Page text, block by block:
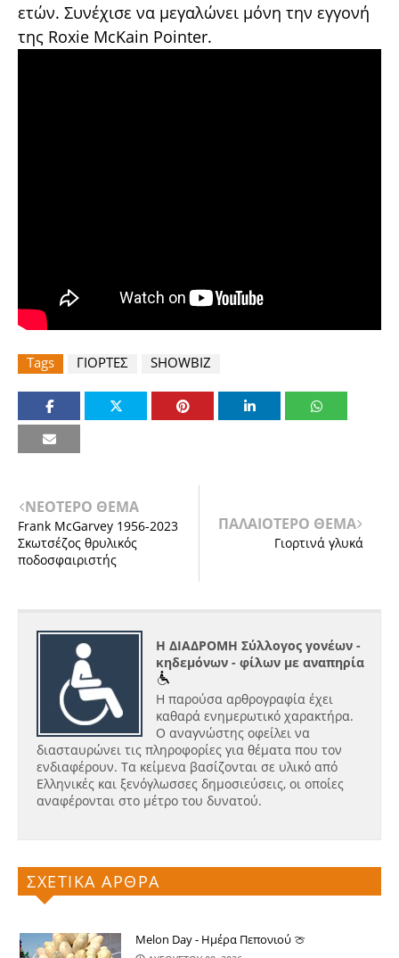
ετών. Συνέχισε να μεγαλώνει μόνη την εγγονή
της Roxie McKain Pointer.
Tags ΓΙΟΡΤΕΣ SHOWBIZ
ΝΕΟΤΕΡΟ ΘΕΜΑ
Frank McGarvey 1956-2023
Σκωτσέζος θρυλικός
ποδοσφαιριστής
ΠΑΛΑΙΟΤΕΡΟ ΘΕΜΑ
Γιορτινά γλυκά
Η ΔΙΑΔΡΟΜΗ Σύλλογος γονέων -
κηδεμόνων - φίλων με αναπηρία
Η παρούσα αρθρογραφία έχει
καθαρά ενημερωτικό χαρακτήρα.
Ο αναγνώστης οφείλει να
διασταυρώνει τις πληροφορίες για θέματα που τον
ενδιαφέρουν. Τα κείμενα βασίζονται σε υλικό από
Ελληνικές και ξενόγλωσσες δημοσιεύσεις, οι οποίες
αναφέρονται στο μέτρο του δυνατού.
ΣΧΕΤΙΚΑ ΑΡΘΡΑ
Melon Day - Ημέρα Πεπονιού 🍈